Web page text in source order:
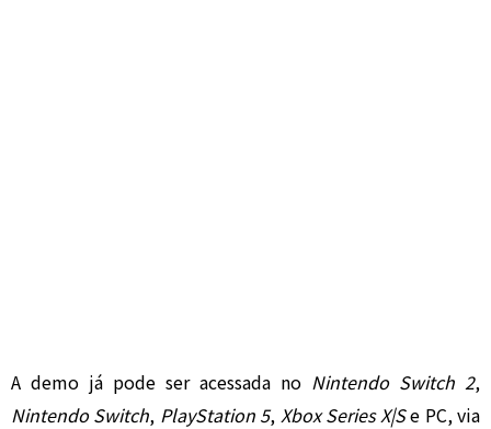
A demo já pode ser acessada no Nintendo Switch 2,
Nintendo Switch, PlayStation 5, Xbox Series X|Se PC, via